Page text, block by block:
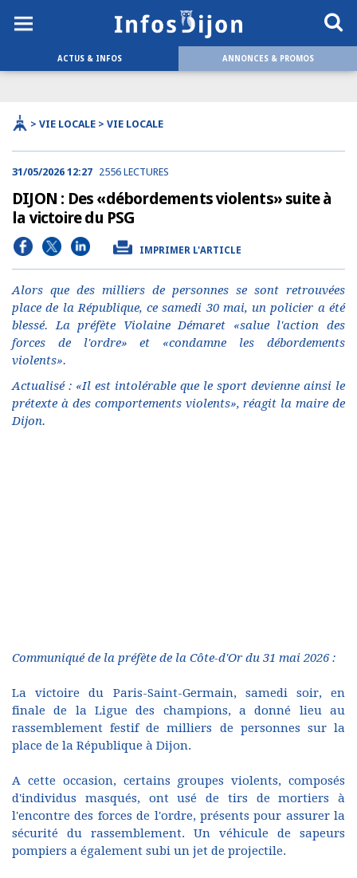
ACTUS & INFOS ANNONCES & PROMOS
> VIE LOCALE > VIE LOCALE
31/05/2026 12:27 2556 LECTURES
DIJON : Des «débordements violents» suite à
la victoire du PSG
IMPRIMER L'ARTICLE
Alors que des milliers de personnes se sont retrouvées
place de la République, ce samedi 30 mai, un policier a été
blessé. La préfète Violaine Démaret «salue l'action des
forces de l'ordre» et «condamne les débordements
violents».
Actualisé : «Il est intolérable que le sport devienne ainsi le
prétexte à des comportements violents», réagit la maire de
Dijon.
Communiqué de la préfète de la Côte-d'Or du 31 mai 2026 :
La victoire du Paris-Saint-Germain, samedi soir, en
finale de la Ligue des champions, a donné lieu au
rassemblement festif de milliers de personnes sur la
place de la République à Dijon.
A cette occasion, certains groupes violents, composés
d'individus masqués, ont usé de tirs de mortiers à
l'encontre des forces de l'ordre, présents pour assurer la
sécurité du rassemblement. Un véhicule de sapeurs
pompiers a également subi un jet de projectile.